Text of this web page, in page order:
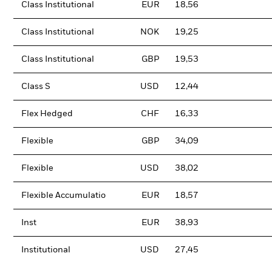
Class Institutional EUR 18,56
Class Institutional NOK 19,25
Class Institutional GBP 19,53
Class S USD 12,44
Flex Hedged CHF 16,33
Flexible GBP 34,09
Flexible USD 38,02
Flexible Accumulatio EUR 18,57
Inst EUR 38,93
Institutional USD 27,45